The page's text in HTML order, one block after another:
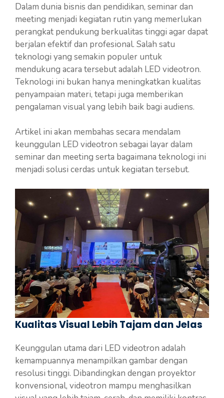
Dalam dunia bisnis dan pendidikan, seminar dan
meeting menjadi kegiatan rutin yang memerlukan
perangkat pendukung berkualitas tinggi agar dapat
berjalan efektif dan profesional. Salah satu
teknologi yang semakin populer untuk
mendukung acara tersebut adalah LED videotron.
Teknologi ini bukan hanya meningkatkan kualitas
penyampaian materi, tetapi juga memberikan
pengalaman visual yang lebih baik bagi audiens.
Artikel ini akan membahas secara mendalam
keunggulan LED videotron sebagai layar dalam
seminar dan meeting serta bagaimana teknologi ini
menjadi solusi cerdas untuk kegiatan tersebut.
Kualitas Visual Lebih Tajam dan Jelas
Keunggulan utama dari LED videotron adalah
kemampuannya menampilkan gambar dengan
resolusi tinggi. Dibandingkan dengan proyektor
konvensional, videotron mampu menghasilkan